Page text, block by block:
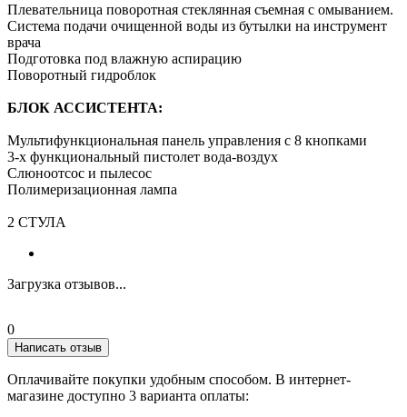
Плевательница поворотная стеклянная съемная с омыванием.
Система подачи очищенной воды из бутылки на инструмент
врача
Подготовка под влажную аспирацию
Поворотный гидроблок
БЛОК АССИСТЕНТА:
Мультифункциональная панель управления с 8 кнопками
3-х функциональный пистолет вода-воздух
Слюноотсос и пылесос
Полимеризационная лампа
2 СТУЛА
Загрузка отзывов...
0
Написать отзыв
Оплачивайте покупки удобным способом. В интернет-
магазине доступно 3 варианта оплаты: